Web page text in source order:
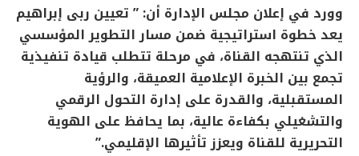
وورد في إعلان مجلس الإدارة أن: ” تعيين ربى إبراهيم
يعد خطوة استراتيجية ضمن مسار التطوير المؤسسي
الذي تنتهجه القناة، في مرحلة تتطلب قيادة تنفيذية
تجمع بين الخبرة الإعلامية العميقة، والرؤية
المستقبلية، والقدرة على إدارة التحول الرقمي
والتشغيلي بكفاءة عالية، بما يحافظ على الهوية
التحريرية للقناة ويعزز تأثيرها الإقليمي.”